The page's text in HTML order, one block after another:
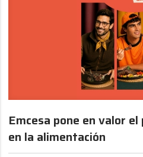
Emcesa pone en valor
en la alimentación